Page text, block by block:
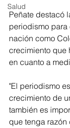
Salud
Peñate destacó
periodismo
nación como
crecimiento que
en cuanto a
"El periodismo
crecimiento de
también es
que tenga